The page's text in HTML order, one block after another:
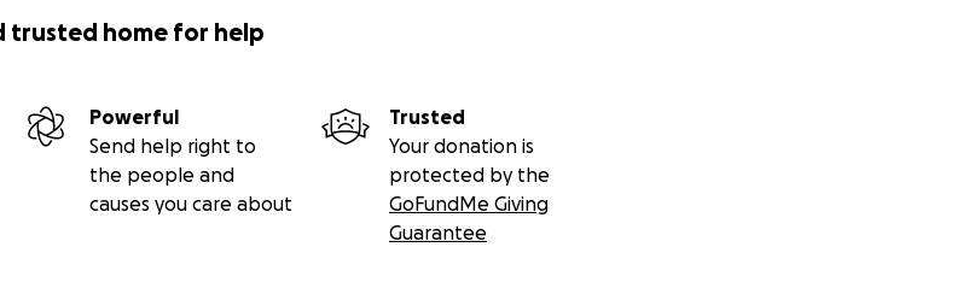
trusted home for help
Powerful
Send help right to
the people and
causes you care about
Trusted
Your donation is
protected by the
GoFundMe Giving
Guarantee